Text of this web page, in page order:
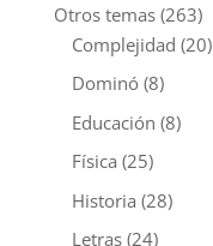
Otros temas(263)
Complejidad (20)
Dominó(8)
Educación (8)
Física (25)
Historia (28)
Letras(24)